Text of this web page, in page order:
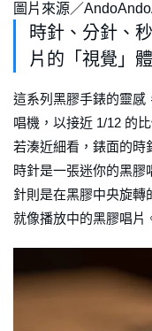
圖片來源／
時針、分針、
片的「視覺」
這系列黑膠手錶的靈感
唱機，以接近 1/12 的
若湊近細看，錶面的
時針是一張迷你的黑
針則是在黑膠中央旋轉
就像播放中的黑膠唱片